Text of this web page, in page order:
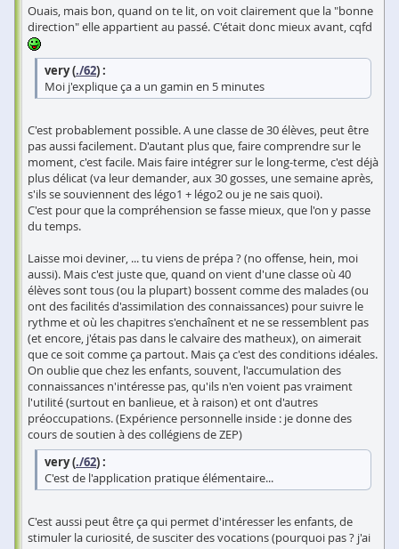
Ouais, mais bon, quand on te lit, on voit clairement que la "bonne
direction" elle appartient au passé. C'était donc mieux avant, cqfd
very (./62) :
Moi j'explique ça a un gamin en 5 minutes
C'est probablement possible. A une classe de 30 élèves, peut être
pas aussi facilement. D'autant plus que, faire comprendre sur le
moment, c'est facile. Mais faire intégrer sur le long-terme, c'est déjà
plus délicat (va leur demander, aux 30 gosses, une semaine après,
s'ils se souviennent des légo1 + légo2 ou je ne sais quoi).
C'est pour que la compréhension se fasse mieux, que l'on y passe
du temps.
Laisse moi deviner, ... tu viens de prépa ? (no offense, hein, moi
aussi). Mais c'est juste que, quand on vient d'une classe où 40
élèves sont tous (ou la plupart) bossent comme des malades (ou
ont des facilités d'assimilation des connaissances) pour suivre le
rythme et où les chapitres s'enchaînent et ne se ressemblent pas
(et encore, j'étais pas dans le calvaire des matheux), on aimerait
que ce soit comme ça partout. Mais ça c'est des conditions idéales.
On oublie que chez les enfants, souvent, l'accumulation des
connaissances n'intéresse pas, qu'ils n'en voient pas vraiment
l'utilité (surtout en banlieue, et à raison) et ont d'autres
préoccupations. (Expérience personnelle inside : je donne des
cours de soutien à des collégiens de ZEP)
very (./62) :
C'est de l'application pratique élémentaire...
C'est aussi peut être ça qui permet d'intéresser les enfants, de
stimuler la curiosité, de susciter des vocations (pourquoi pas ? j'ai